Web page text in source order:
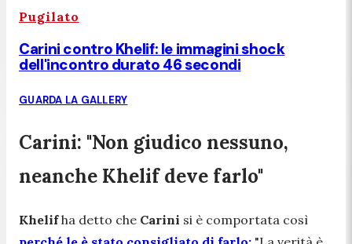
Pugilato
Carini contro Khelif: le immagini shock
dell'incontro durato 46 secondi
GUARDA LA GALLERY
Carini: "Non giudico nessuno,
neanche Khelif deve farlo"
Khelifha detto che Carini si è comportata così